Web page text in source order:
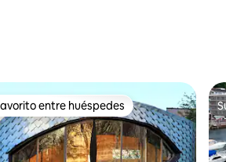
4.98 de 5, 420 reseñas
entre huéspedes preferido
entre huéspedes